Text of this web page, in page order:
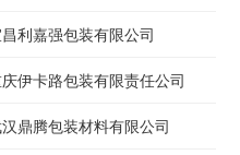
利嘉强包装有限公司
伊卡路包装有限责任公司
鼎腾包装材料有限公司